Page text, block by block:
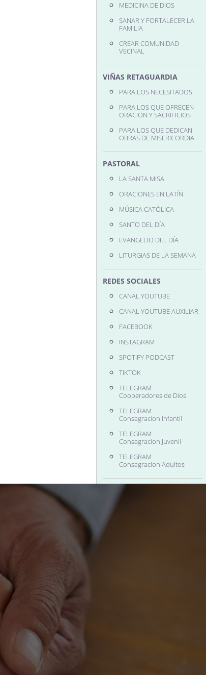
MEDICINA DE DIOS
SANAR Y FORTALECER LA
FAMILIA
CREAR COMUNIDAD
VECINAL
VIÑAS RETAGUARDIA
PARA LOS NECESITADOS
PARA LOS QUE OFRECEN
ORACION Y SACRIFICIOS
PARA LOS QUE DEDICAN
OBRAS DE MISERICORDIA
PASTORAL
LA SANTA MISA
ORACIONES EN LATÍN
MÚSICA CATÓLICA
SANTO DEL DÍA
EVANGELIO DEL DÍA
LITURGIAS DE LA SEMANA
REDES SOCIALES
CANAL YOUTUBE
CANAL YOUTUBE AUXILIAR
FACEBOOK
INSTAGRAM
SPOTIFY PODCAST
TIKTOK
TELEGRAM
Cooperadores de Dios
TELEGRAM
Consagracion Infantil
TELEGRAM
Consagracion Juvenil
TELEGRAM
Consagracion Adultos